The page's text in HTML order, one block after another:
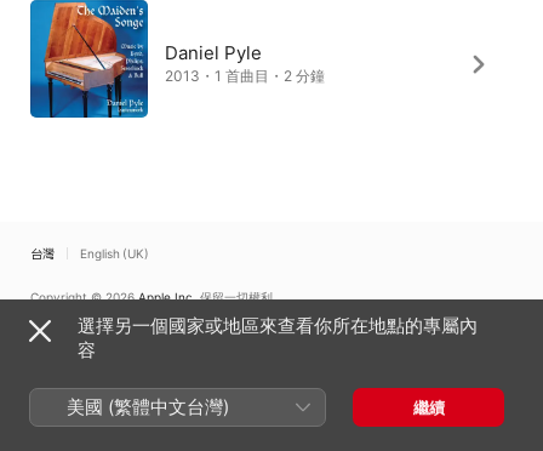
Daniel Pyle
2013・1 首曲目・2 分鐘
台灣 English (UK)
Copyright © 2026 Apple Inc. 保留一切權利。
網路服務條款
Apple Music 與隱私權 Cookie 警告 支援 意見回饋
選擇另一個國家或地區來查看你所在地點的專屬內
容
美國 (繁體中文台灣) 繼續